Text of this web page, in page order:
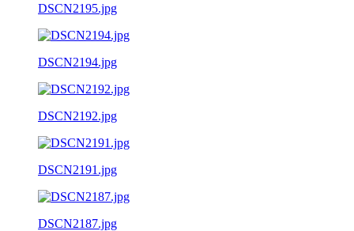
DSCN2195.jpg
DSCN2194.jpg
DSCN2192.jpg
DSCN2191.jpg
DSCN2187.jpg